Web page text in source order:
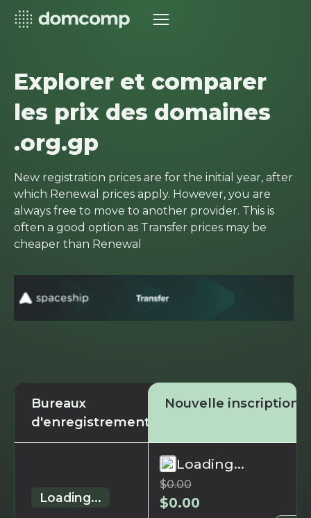
Explorer et comparer
les prix des domaines
.org.gp
New registration prices are for the initial year, after
which Renewal prices apply. However, you are
always free to move to another provider. This is
often a good option as Transfer prices may be
cheaper than Renewal
Bureaux
d'enregistrement
Nouvelle inscription
Loading...
Loading...
$0.00
$0.00